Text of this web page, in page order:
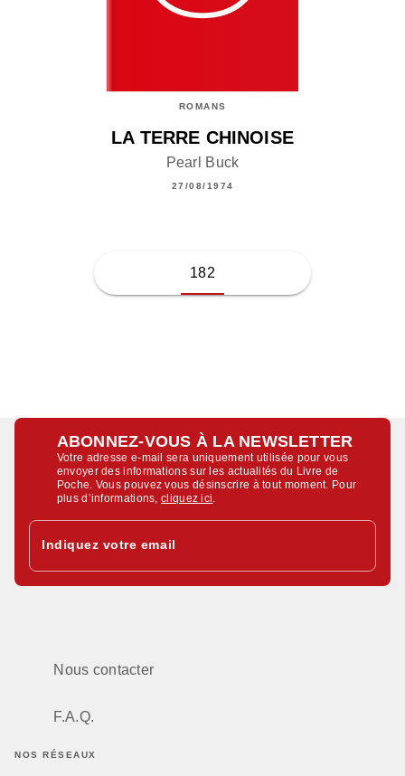
ROMANS
LA TERRE CHINOISE
Pearl Buck
27/08/1974
182
ABONNEZ-VOUS À LA NEWSLETTER
Votre adresse e-mail sera uniquement utilisée pour vous
envoyer des informations sur les actualités du Livre de
Poche. Vous pouvez vous désinscrire à tout moment. Pour
plus d’informations,cliquez ici
Indiquez votre email
Nous contacter
F.A.Q.
NOS RÉSEAUX